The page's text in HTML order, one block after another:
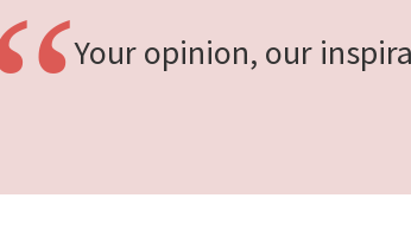
Your opinion, our